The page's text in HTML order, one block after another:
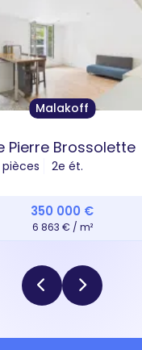
Malakoff
Pierre Brossolette
pièces 2e ét.
350 000 €
6 863 € / m²